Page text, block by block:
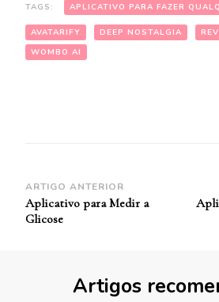
TAGS: APLICATIVO PARA FAZER
AVATARIFY DEEP NOSTALGIA
WOMBO AI
Navegação
de
ARTIGO ANTERIOR
Aplicativo para Medir a
Glicose
Artigos